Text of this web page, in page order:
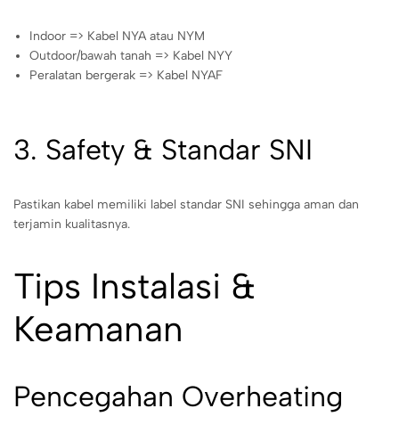
Indoor => Kabel NYA atau NYM
Outdoor/bawah tanah => Kabel NYY
Peralatan bergerak => Kabel NYAF
3. Safety & Standar SNI
Pastikan kabel memiliki label standar SNI sehingga aman dan
terjamin kualitasnya.
Tips Instalasi &
Keamanan
Pencegahan Overheating